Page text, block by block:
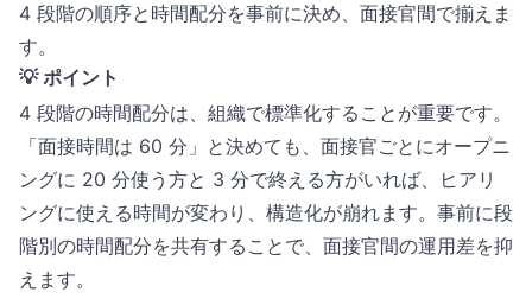
4 段階の順序と時間配分を事前に決め、面接官間で揃えま
す。
💡 ポイント
4 段階の時間配分は、組織で標準化することが重要です。
「面接時間は 60 分」と決めても、面接官ごとにオープニ
ングに 20 分使う方と 3 分で終える方がいれば、ヒアリ
ングに使える時間が変わり、構造化が崩れます。事前に段
階別の時間配分を共有することで、面接官間の運用差を抑
えます。